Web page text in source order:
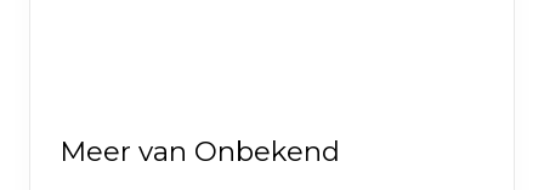
Meer van Onbekend